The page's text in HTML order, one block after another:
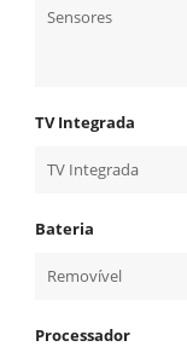
Sensores
TV Integrada
TV Integrada
Bateria
Removível
Processador